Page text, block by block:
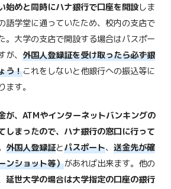
始めと同時にハナ銀行で口座を開設しま
語学堂に通っていたため、校内の支店で
。大学の支店で開設する場合はパスポー
、 外国人登録証を受け取ったら必ず銀
う！これをしないと他銀行への振込等に
す。
が、ATMやインターネットバンキングの
しまったので、ハナ銀行の窓口に行って
外国人登録証とパスポート、 送金先が確
ンショット等）があれば出来ます。他の
延世大学の場合は大学指定の口座の銀行